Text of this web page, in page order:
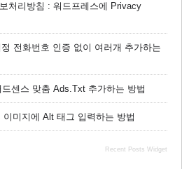
처리방침 : 워드프레스에 Privacy
전화번호 인증 없이 여러개 추가하는
센스 맞춤 Ads.txt 추가하는 방법
미지에 Alt 태그 입력하는 방법
Recent Posts Widget